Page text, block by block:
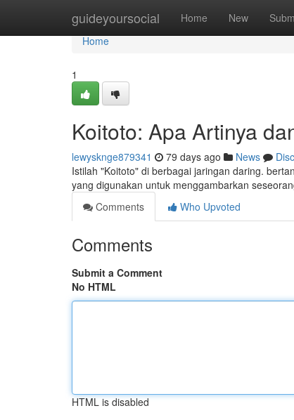
guideyoursocial Home New
Home
Home
1
Koitoto: Apa Artinya
lewysknge879341 79 days ago News
Istilah "Koitoto" di berbagai jaringan daring.
yang digunakan untuk menggambarkan
Comments
Who Upvoted
Comments
Submit a Comment
No HTML
HTML is disabled